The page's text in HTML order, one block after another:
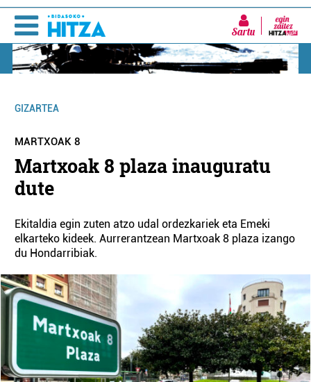
Sartu
GIZARTEA
MARTXOAK 8
Martxoak 8 plaza inauguratu
dute
Ekitaldia egin zuten atzo udal ordezkariek eta Emeki
elkarteko kideek. Aurrerantzean Martxoak 8 plaza izango
du Hondarribiak.